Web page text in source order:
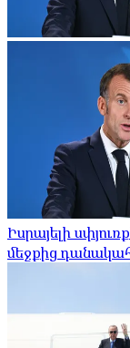
Իսրայելի
մեջքից